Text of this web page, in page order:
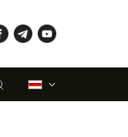
tg yt